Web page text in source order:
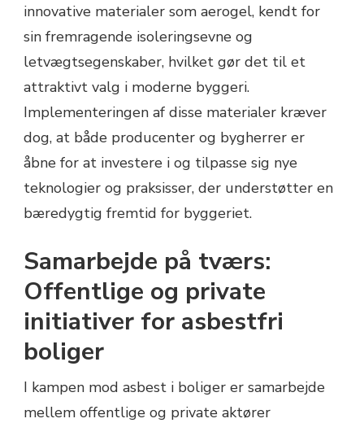
innovative materialer som aerogel, kendt for
sin fremragende isoleringsevne og
letvægtsegenskaber, hvilket gør det til et
attraktivt valg i moderne byggeri.
Implementeringen af disse materialer kræver
dog, at både producenter og bygherrer er
åbne for at investere i og tilpasse sig nye
teknologier og praksisser, der understøtter en
bæredygtig fremtid for byggeriet.
Samarbejde på tværs:
Offentlige og private
initiativer for asbestfri
boliger
I kampen mod asbest i boliger er samarbejde
mellem offentlige og private aktører